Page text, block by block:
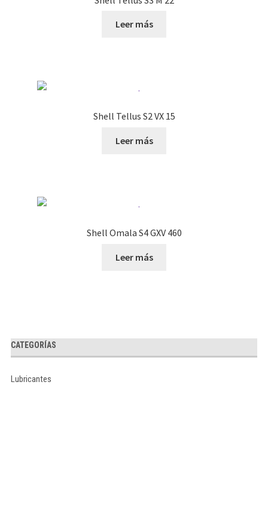
Leer más
Shell Tellus S2 VX 15
Leer más
Shell Omala S4 GXV 460
Leer más
CATEGORÍAS
Lubricantes